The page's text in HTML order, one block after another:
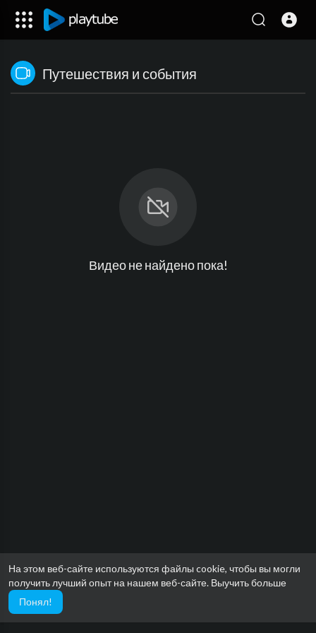
На этом веб-сайте используются файлы cookie, чтобы вы могли
получить лучший опыт на нашем веб-сайте. Выучить больше
Понял!
Путешествия и события
Видео не найдено пока!